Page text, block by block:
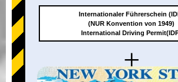
+
Internationaler Führerschein
(NUR Konvention von 1949)
International Driving